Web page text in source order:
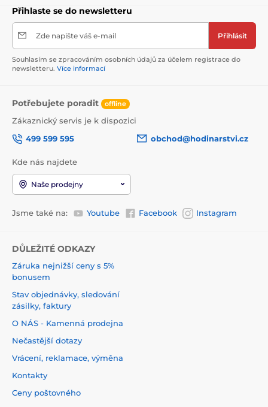
Přihlaste se do newsletteru
Zde napište váš e-mail Přihlásit
Souhlasím se zpracováním osobních údajů za účelem registrace do
newsletteru. Více informací
Potřebujete poradit offline
Zákaznický servis je k dispozici
499 599 595
obchod@hodinarstvi.cz
Kde nás najdete
Naše prodejny
Jsme také na: Youtube Facebook Instagram
DŮLEŽITÉ ODKAZY
Záruka nejnižší ceny s 5%
bonusem
Stav objednávky, sledování
zásilky, faktury
O NÁS - Kamenná prodejna
Nečastější dotazy
Vrácení, reklamace, výměna
Kontakty
Ceny poštovného